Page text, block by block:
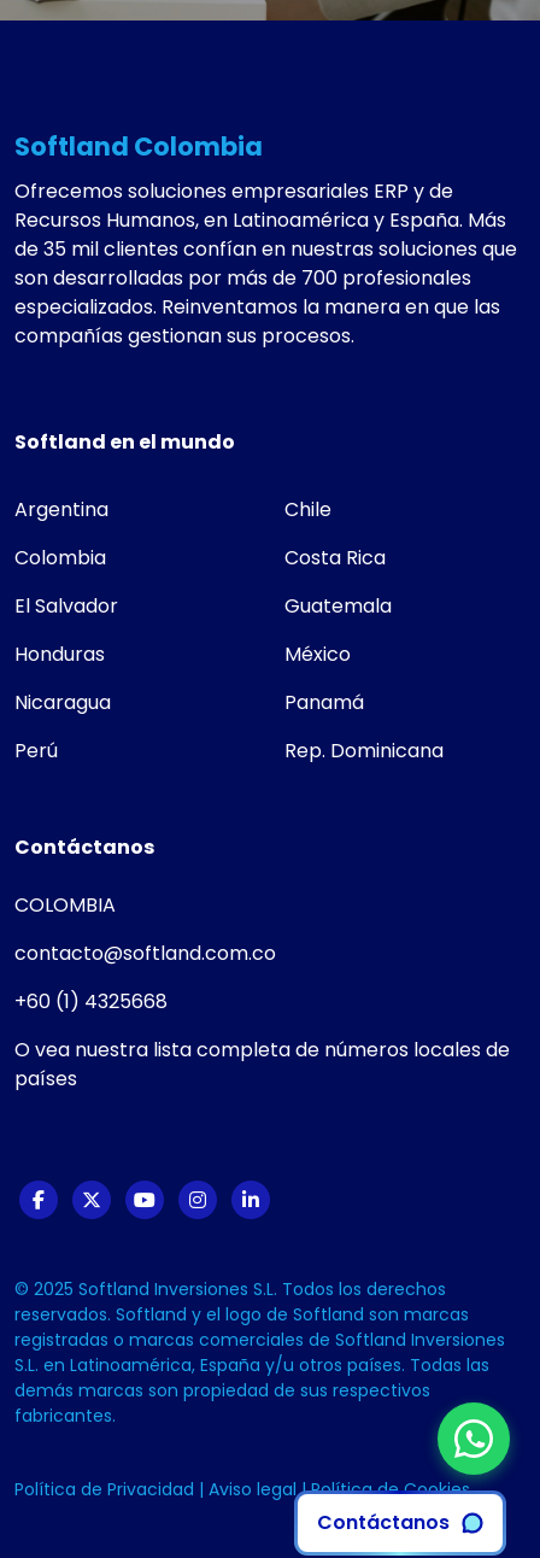
Contáctanos
Softland Colombia
Ofrecemos soluciones empresariales ERP y de
Recursos Humanos, en Latinoamérica y España. Más
de 35 mil clientes confían en nuestras soluciones que
son desarrolladas por más de 700 profesionales
especializados. Reinventamos la manera en que las
compañías gestionan sus procesos.
Softland en el mundo
Argentina
Chile
Colombia
Costa Rica
El Salvador
Guatemala
Honduras
México
Nicaragua
Panamá
Perú
Rep. Dominicana
Contáctanos
COLOMBIA
contacto@softland.com.co
+60 (1) 4325668
O vea nuestra lista completa de números locales de
países
© 2025 Softland Inversiones S.L. Todos los derechos
reservados. Softland y el logo de Softland son marcas
registradas o marcas comerciales de Softland Inversiones
S.L. en Latinoamérica, España y/u otros países. Todas las
demás marcas son propiedad de sus respectivos
fabricantes.
Política de Privacidad | Aviso legal|Política de Cookies